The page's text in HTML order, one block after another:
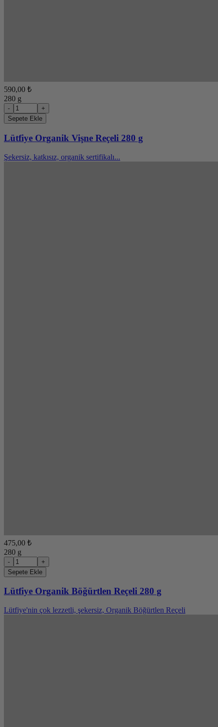
590,00 ₺
280 g
-
+
Sepete Ekle
Lütfiye Organik Vişne Reçeli 280 g
Şekersiz, katkısız, organik sertifikalı...
475,00 ₺
280 g
-
+
Sepete Ekle
Lütfiye Organik Böğürtlen Reçeli 280 g
Lütfiye'nin çok lezzetli, şekersiz, Organik Böğürtlen Reçeli